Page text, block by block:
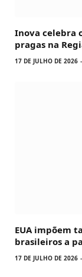
Inova celebra
pragas na
17 DE JULHO DE 2026
EUA impõem
brasileiros a
17 DE JULHO DE 2026